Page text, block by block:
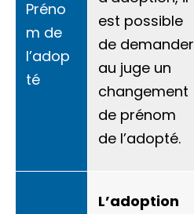
Préno
m de
l’adop
té
est possible
de demander
au juge un
changement
de prénom
de l’adopté.
L’adoption